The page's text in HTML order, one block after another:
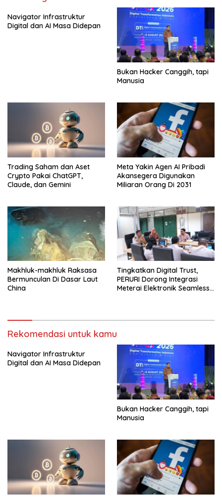
Navigator Infrastruktur
Digital dan AI Masa Didepan
Bukan Hacker Canggih, tapi
Manusia
Trading Saham dan Aset
Crypto Pakai ChatGPT,
Claude, dan Gemini
Meta Yakin Agen AI Pribadi
Akansegera Digunakan
Miliaran Orang Di 2031
Makhluk-makhluk Raksasa
Bermunculan Di Dasar Laut
China
Tingkatkan Digital Trust,
PERURI Dorong Integrasi
Meterai Elektronik Seamless
Rekomendasi untuk kamu
Navigator Infrastruktur
Digital dan AI Masa Didepan
Bukan Hacker Canggih, tapi
Manusia